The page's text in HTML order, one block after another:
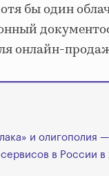
бы один
онлайн-
и олигополия
в России в